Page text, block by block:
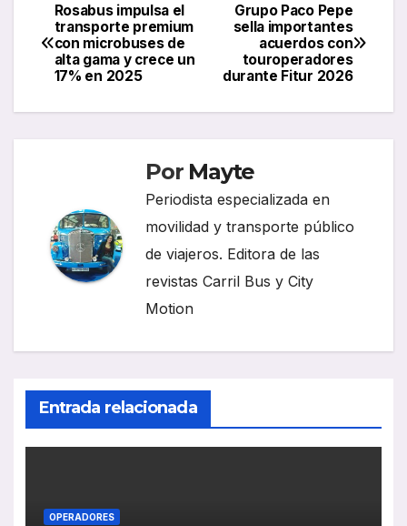
Navegación
de
Grupo Paco Pepe
sella importantes
acuerdos con
touroperadores
durante Fitur 2026
Rosabus impulsa el
transporte premium
con microbuses de
alta gama y crece un
17% en 2025
Por Mayte
Periodista especializada en
movilidad y transporte público
de viajeros. Editora de las
revistas Carril Bus y City
Motion
Entrada relacionada
OPERADORES